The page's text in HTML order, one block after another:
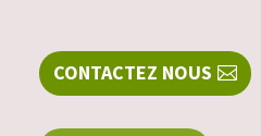
CONTACTEZ NOUS